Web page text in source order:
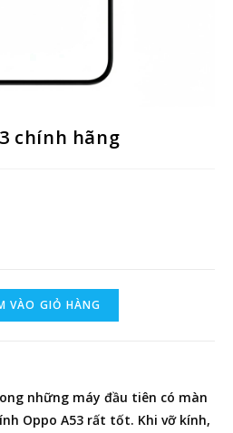
chính hãng
VÀO GIỎ HÀNG
những máy đầu tiên có màn
Oppo A53 rất tốt. Khi vỡ kính,